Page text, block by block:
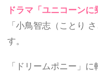
ドラマ「ユニコーンに
「小鳥智志（ことり
す。
「ドリームポニー」